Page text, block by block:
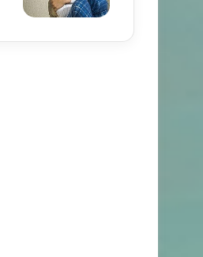
انسان در جنگ های زمان پیامبر